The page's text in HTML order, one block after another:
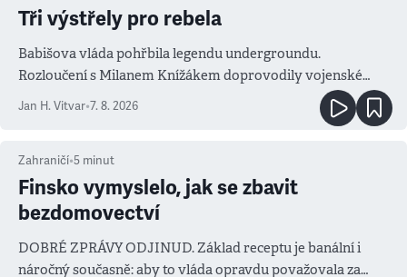
Tři výstřely pro rebela
Babišova vláda pohřbila legendu undergroundu.
Rozloučení s Milanem Knížákem doprovodily vojenské
salvy i kritika pokrokářů
Jan H. Vitvar•7. 8. 2026
Zahraničí•5 minut
Finsko vymyslelo, jak se zbavit
bezdomovectví
DOBRÉ ZPRÁVY ODJINUD. Základ receptu je banální i
náročný současně: aby to vláda opravdu považovala za